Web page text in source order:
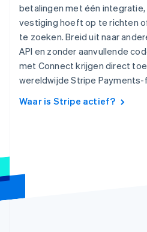
betalingen met één
vestiging hoeft op te richten
te zoeken. Breid uit naar
API en zonder aanvullende
met Connect krijgen direct
wereldwijde Stripe
Waar is Stripe actief?